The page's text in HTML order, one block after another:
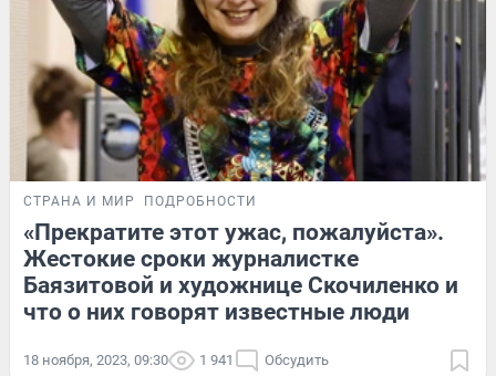
СТРАНА И МИР ПОДРОБНОСТИ
«Прекратите этот ужас, пожалуйста».
Жестокие сроки журналистке
Баязитовой и художнице Скочиленко и
что о них говорят известные люди
18 ноября, 2023, 09:30 1 941 Обсудить